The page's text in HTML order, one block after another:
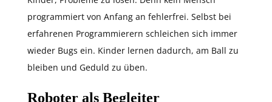
programmiert von Anfang an fehlerfrei. Selbst bei
erfahrenen Programmierern schleichen sich immer
wieder Bugs ein. Kinder lernen dadurch, am Ball zu
bleiben und Geduld zu üben.
Roboter als Begleiter